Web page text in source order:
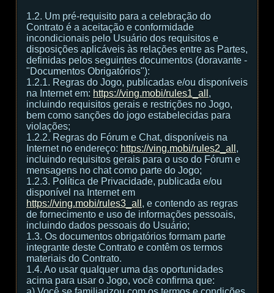
1.2. Um pré-requisito para a celebração do
Contrato é a aceitação e conformidade
incondicionais pelo Usuário dos requisitos e
disposições aplicáveis às relações entre as Partes,
definidas pelos seguintes documentos (doravante -
"Documentos Obrigatórios"):
1.2.1. Regras do Jogo, publicadas e/ou disponíveis
na Internet em: https://ving.mobi/rules1_all ,
incluindo requisitos gerais e restrições no Jogo,
bem como sanções do jogo estabelecidas para
violações;
1.2.2. Regras do Fórum e Chat, disponíveis na
Internet no endereço: https://ving.mobi/rules2_all ,
incluindo requisitos gerais para o uso do Fórum e
mensagens no chat como parte do Jogo;
1.2.3. Política de Privacidade, publicada e/ou
disponível na Internet em
https://ving.mobi/rules3_all , e contendo as regras
de fornecimento e uso de informações pessoais,
incluindo dados pessoais do Usuário;
1.3. Os documentos obrigatórios formam parte
integrante deste Contrato e contêm os termos
materiais do Contrato.
1.4. Ao usar qualquer uma das oportunidades
acima para usar o Jogo, você confirma que: